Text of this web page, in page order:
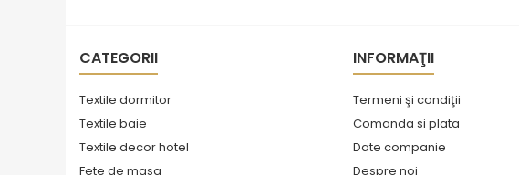
CATEGORII
Textile dormitor
Textile baie
Textile decor hotel
Fete de masa
INFORMAŢII
Termeni şi condiţii
Comanda si plata
Date companie
Despre noi